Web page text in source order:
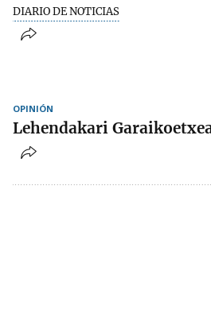
DIARIO DE NOTICIAS
OPINIÓN
Lehendakari